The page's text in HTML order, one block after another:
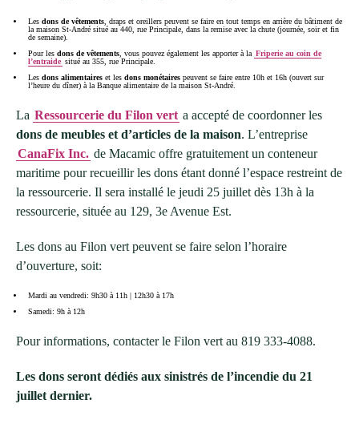
Les dons de vêtements , draps et oreillers peuvent se faire en tout temps en arrière du bâtiment de
la maison St-André situé au 440, rue Principale, dans la remise avec la chute (journée, soir et fin
de semaine).
Pour les dons de vêtements , vous pouvez également les apporter à la Friperie au coin de
l’entraide situé au 355, rue Principale.
Les dons alimentaires et les dons monétaires peuvent se faire entre 10h et 16h (ouvert sur
l’heure du dîner) à la Banque alimentaire de la maison St-André.
La Ressourcerie du Filon vert a accepté de coordonner les
dons de meubles et d’articles de la maison. L’entreprise
CanaFix Inc. de Macamic offre gratuitement un conteneur
maritime pour recueillir les dons étant donné l’espace restreint de
la ressourcerie. Il sera installé le jeudi 25 juillet dès 13h à la
ressourcerie, située au 129, 3e Avenue Est.
Les dons au Filon vert peuvent se faire selon l’horaire
d’ouverture, soit:
Mardi au vendredi: 9h30 à 11h | 12h30 à 17h
Samedi: 9h à 12h
Pour informations, contacter le Filon vert au 819 333-4088.
Les dons seront dédiés aux sinistrés de l’incendie du 21
juillet dernier.